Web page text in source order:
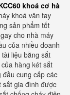
khoá cơ hà
khoá vân tay
sản phẩm tốt
cho nhà máy
của nhiều doanh
liệu bằng sắt
hàng két sắt
cung cấp các
sắt gia đình được